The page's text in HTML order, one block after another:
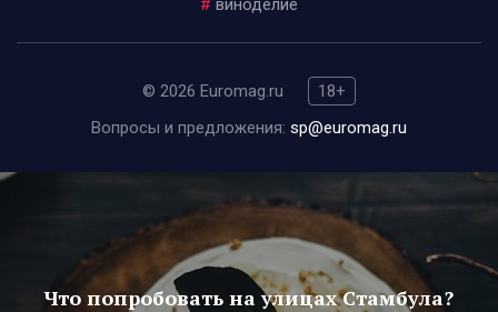
# виноделие
© 2026 Euromag.ru
18+
Вопросы и предложения: sp@euromag.ru
Что попробовать на улицах Стамбула?